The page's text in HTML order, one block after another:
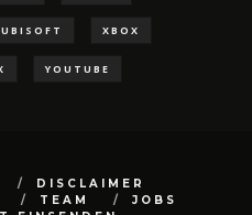
UBISOFT XBOX
YOUTUBE
DISCLAIMER
TEAM
JOBS